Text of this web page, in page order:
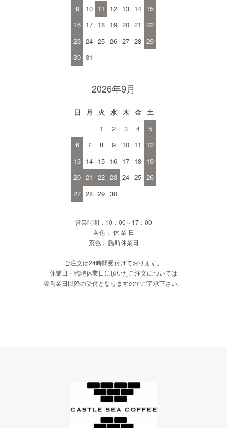
9
10 11 12 13 14 15
16 17 18 19 20 21
22
23 24 25 26 27 28 29
30 31
2026年9月
日 月 火 水 木 金
土
1
2 3 4
5
6
7 8 9 10 11
12
13 14 15 16 17 18 19
20 21 22 23 24 25 26
27 28 29 30
営業時間：10：00～17：00
灰色： 休 業 日
茶色： 臨時休業日
ご注文は24時間受付けております。
休業日・臨時休業日に頂いたご注文については
翌営業日以降の受付となりますのでご了承下さい。